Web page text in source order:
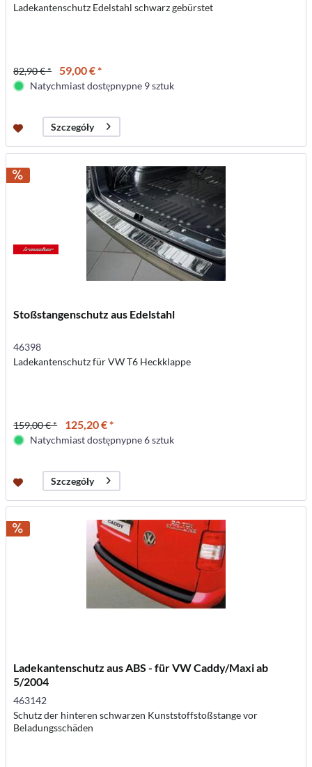
Ladekantenschutz Edelstahl schwarz gebürstet
82,90 € * 59,00 € *
Natychmiast dostępnypne 9 sztuk
Szczegóły
Stoßstangenschutz aus Edelstahl
46398
Ladekantenschutz für VW T6 Heckklappe
159,00 € * 125,20 € *
Natychmiast dostępnypne 6 sztuk
Szczegóły
Ladekantenschutz aus ABS - für VW Caddy/Maxi ab
5/2004
463142
Schutz der hinteren schwarzen Kunststoffstoßstange vor
Beladungsschäden